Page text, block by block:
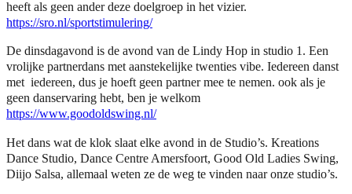
heeft als geen ander deze doelgroep in het vizier.
https://sro.nl/sportstimulering/
De dinsdagavond is de avond van de Lindy Hop in studio 1. Een
vrolijke partnerdans met aanstekelijke twenties vibe. Iedereen danst
met iedereen, dus je hoeft geen partner mee te nemen. ook als je
geen danservaring hebt, ben je welkom
https://www.goodoldswing.nl/
Het dans wat de klok slaat elke avond in de Studio’s. Kreations
Dance Studio, Dance Centre Amersfoort, Good Old Ladies Swing,
Diijo Salsa, allemaal weten ze de weg te vinden naar onze studio’s.